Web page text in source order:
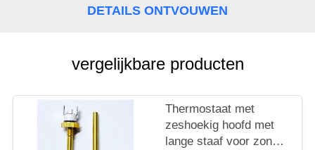
DETAILS ONTVOUWEN
vergelijkbare producten
Thermostaat met
zeshoekig hoofd met
lange staaf voor zonne-